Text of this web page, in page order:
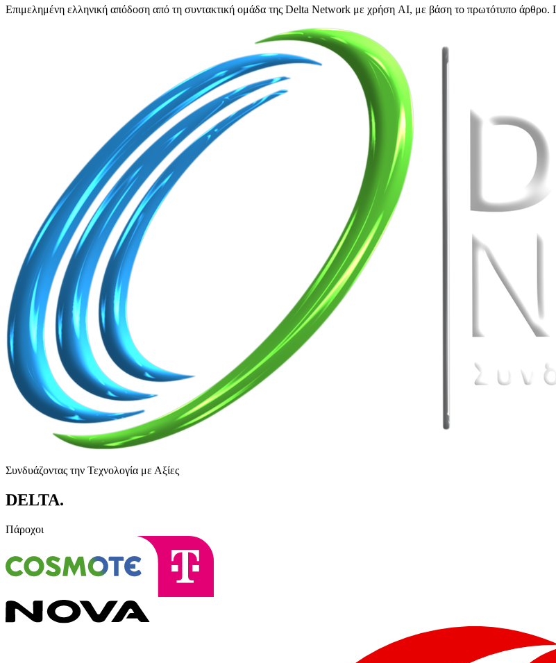
Επιμελημένη ελληνική απόδοση από τη συντακτική ομάδα της Delta Network με χρήση AI, με βάση το πρωτότυπο άρθρο.
Συνδυάζοντας την Τεχνολογία με Αξίες
DELTA.
Πάροχοι